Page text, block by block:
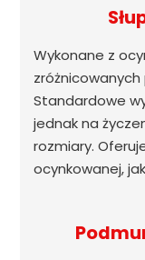
Wykonane z
Standardowe
jednak na
rozmiary.
ocynkowanej,